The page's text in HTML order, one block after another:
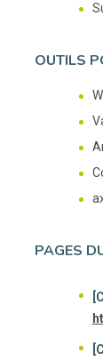
OUTILS
PAGES